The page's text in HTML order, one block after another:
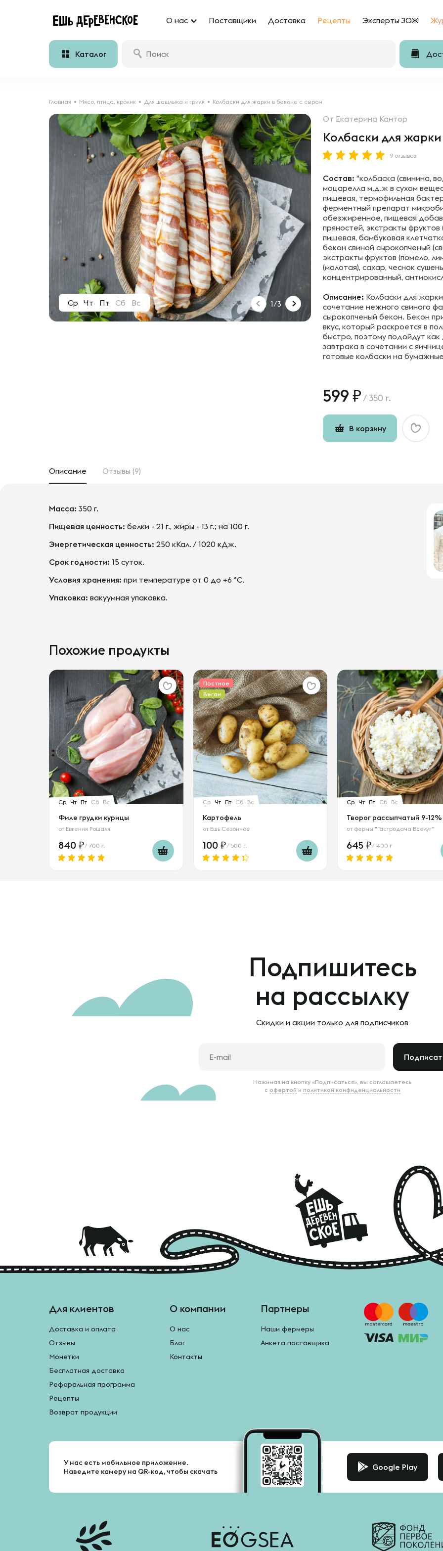
О нас Поставщики Доставка Рецепты Эксперты ЗОЖ
Каталог
Главная Мясо, птица, кролик Для шашлыка и гриля Колбаски для жарки в беконе с сыром
1/3
Ср Чт Пт Сб Вс
От Екатерина Кантор
Колбаски для
9 отзывов
Состав: "колбаска (свинина,
моцарелла м.д.ж в сухом
пищевая, термофильная
ферментный препарат
обезжиренное, пищевая
пряностей, экстракты фруктов
пищевая, бамбуковая
бекон свиной сырокопченый
экстракты фруктов (помело,
(молотая), сахар, чеснок
концентрированный,
Описание: Колбаски для
сочетание нежного свиного
сырокопченый бекон. Бекон
вкус, который раскроется в
быстро, поэтому подойдут как
завтрака в сочетании с
готовые колбаски на
599 / 350 г.
В корзину
Описание Отзывы (9)
Масса: 350 г.
Пищевая ценность: белки - 21 г., жиры - 13 г.; на 100 г.
Энергетическая ценность: 250 кКал. / 1020 кДж.
Срок годности: 15 суток.
Условия хранения: при температуре от 0 до +6 °С.
Упаковка: вакуумная упаковка.
Похожие продукты
Ср Чт Пт Сб Вс
Филе грудки курицы
от Евгения Рошаля
840 / 700 г.
Постное
Веган
Ср Чт Пт Сб Вс
Картофель
от Ешь Сезонное
100 / 500 г.
Ср Чт Пт Сб Вс
Творог рассыпчатый 9-12%
от фермы "Гастродача Вселуг"
645 / 400 г
Подпишитесь
на рассылку
Скидки и акции только для подписчиков
Нажимая на кнопку «Подписаться», вы соглашаетесь
с офертой и политикой конфиденциальности
Для клиентов
Доставка и оплата
Отзывы
Монетки
Бесплатная доставка
Реферальная программа
Рецепты
Возврат продукции
О компании
О нас
Блог
Контакты
Партнеры
Наши фермеры
Анкета поставщика
У нас есть мобильное приложение.
Наведите камеру на QR-код, чтобы скачать
Google Play